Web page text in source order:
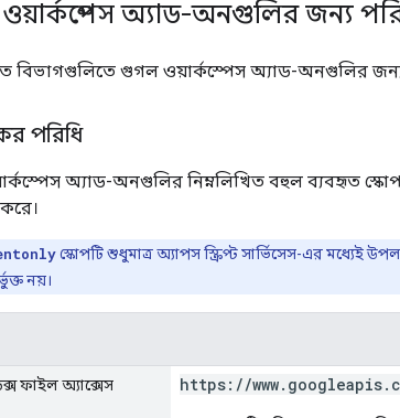
অ্যাড-অনগুলির জন্য
বিভাগগুলিতে গুগল ওয়ার্কস্পেস অ্যাড-অনগুলির
পরিধি
অ্যাড-অনগুলির নিম্নলিখিত বহুল ব্যবহৃত
করে।
স্কোপটি শুধুমাত্র অ্যাপস স্ক্রিপ্ট সার্ভিসেস-এর মধ্যেই
নয়।
ফাইল অ্যাক্সেস https: //www. googleapis.